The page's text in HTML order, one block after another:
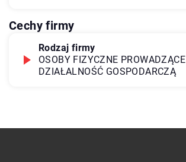
Cechy firmy
Rodzaj firmy
OSOBY FIZYCZNE PROWADZĄCE
DZIAŁALNOŚĆ GOSPODARCZĄ